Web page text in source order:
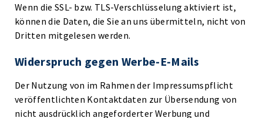
Wenn die SSL- bzw. TLS-Verschlüsselung aktiviert ist,
können die Daten, die Sie an uns übermitteln, nicht von
Dritten mitgelesen werden.
Widerspruch gegen Werbe-E-Mails
Der Nutzung von im Rahmen der Impressumspflicht
veröffentlichten Kontaktdaten zur Übersendung von
nicht ausdrücklich angeforderter Werbung und